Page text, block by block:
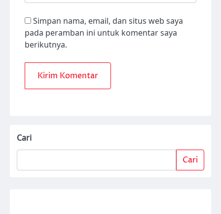
Simpan nama, email, dan situs web saya
pada peramban ini untuk komentar saya
berikutnya.
Cari
Cari